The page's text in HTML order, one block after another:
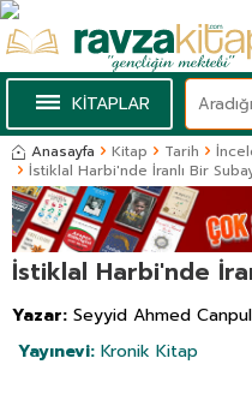
KİTAPLAR
Anasayfa Kitap Tarih
İstiklal Harbi'nde İranlı Bir
İstiklal Harbi'nde
Yazar: Seyyid Ahmed
Yayınevi: Kronik Kitap